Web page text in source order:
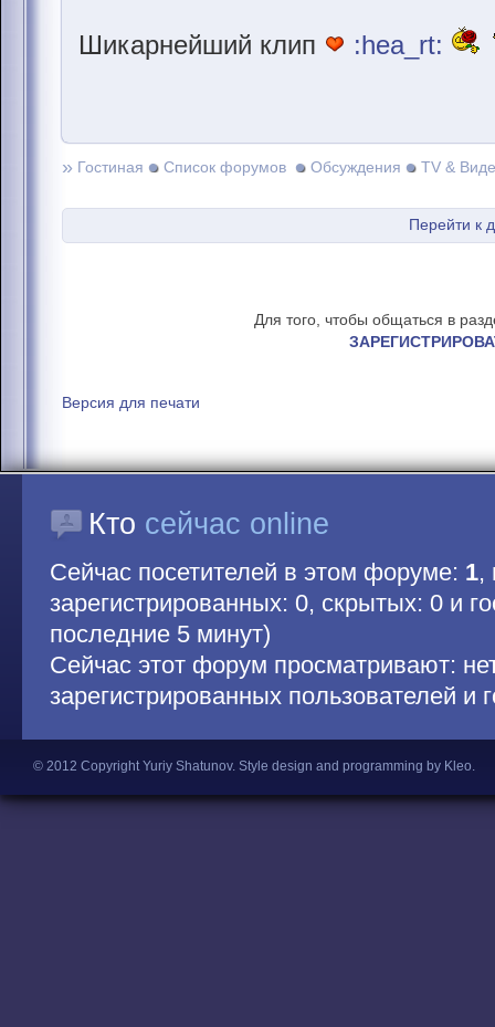
Шикарнейший клип :hea_rt:
» Гостиная Список форумов Обсуждения TV &
Перейти к
Для того, чтобы общаться в
Версия для печати
Кто сейчас online
Сейчас посетителей в этом форуме: 1,
зарегистрированных: 0, скрытых: 0 и
последние 5 минут)
Сейчас этот форум просматривают:
зарегистрированных пользователей и
© 2012 Copyright Yuriy Shatunov. Style design and programming by Kleo.